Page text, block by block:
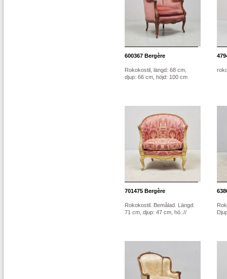
600367 Bergère
Rokokostil, längd: 68 cm,
djup: 66 cm, höjd: 100 cm
701475 Bergère
Rokokostil. Bemålad. Längd:
71 cm, djup: 47 cm, hö..//